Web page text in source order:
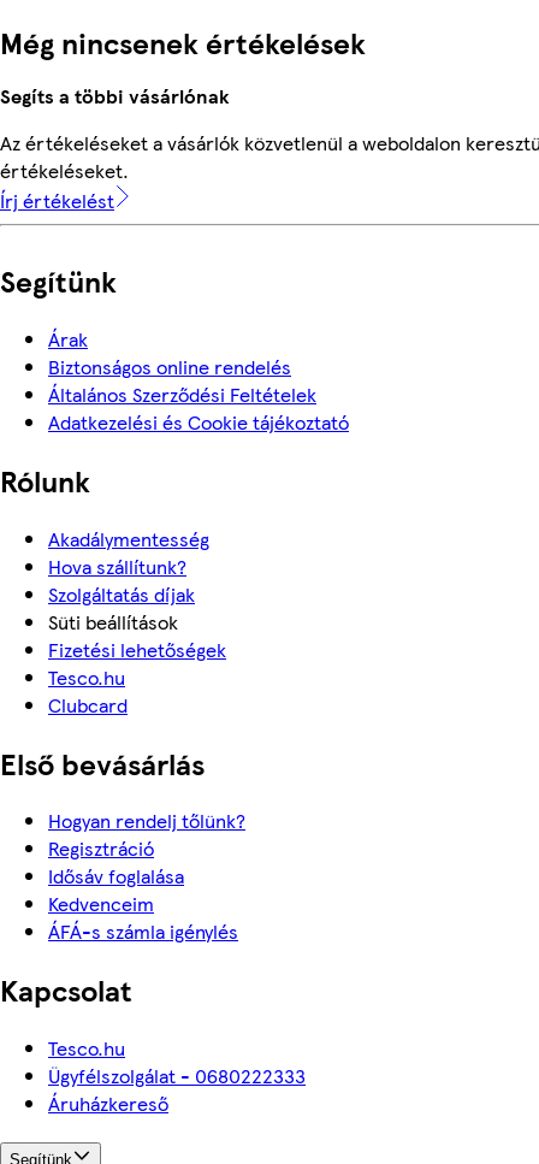
Még nincsenek értékelések
Segíts a többi vásárlónak
Az értékeléseket a vásárlók közvetlenül a weboldalon
értékeléseket.
Írj értékelést
Segítünk
Árak
Biztonságos online rendelés
Általános Szerződési Feltételek
Adatkezelési és Cookie tájékoztató
Rólunk
Akadálymentesség
Hova szállítunk?
Szolgáltatás díjak
Süti beállítások
Fizetési lehetőségek
Tesco.hu
Clubcard
Első bevásárlás
Hogyan rendelj tőlünk?
Regisztráció
Idősáv foglalása
Kedvenceim
ÁFÁ-s számla igénylés
Kapcsolat
Tesco.hu
Ügyfélszolgálat - 0680222333
Áruházkereső
Segítünk